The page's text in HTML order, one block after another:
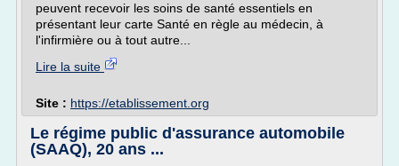
peuvent recevoir les soins de santé essentiels en
présentant leur carte Santé en règle au médecin, à
l'infirmière ou à tout autre...
Lire la suite
Site : https://etablissement.org
Le régime public d'assurance automobile
(SAAQ), 20 ans ...